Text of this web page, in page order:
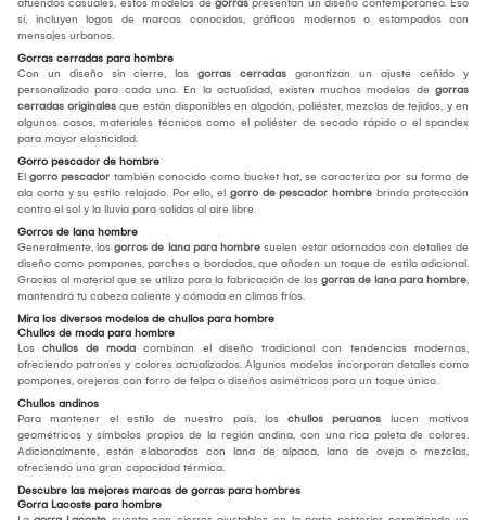
atuendos casuales, estos modelos de gorras presentan un diseño contemporáneo. Eso
sí, incluyen logos de marcas conocidas, gráficos modernos o estampados con
mensajes urbanos.
Gorras cerradas para hombre
Con un diseño sin cierre, las gorras cerradas garantizan un ajuste ceñido y
personalizado para cada uno. En la actualidad, existen muchos modelos de gorras
cerradas originales que están disponibles en algodón, poliéster, mezclas de tejidos, y en
algunos casos, materiales técnicos como el poliéster de secado rápido o el spandex
para mayor elasticidad.
Gorro pescador de hombre
El gorro pescador también conocido como bucket hat, se caracteriza por su forma de
ala corta y su estilo relajado. Por ello, el gorro de pescador hombre brinda protección
contra el sol y la lluvia para salidas al aire libre.
Gorros de lana hombre
Generalmente, los gorros de lana para hombre suelen estar adornados con detalles de
diseño como pompones, parches o bordados, que añaden un toque de estilo adicional.
Gracias al material que se utiliza para la fabricación de las gorras de lana para hombre,
mantendrá tu cabeza caliente y cómoda en climas fríos.
Mira los diversos modelos de chullos para hombre
Chullos de moda para hombre
Los chullos de moda combinan el diseño tradicional con tendencias modernas,
ofreciendo patrones y colores actualizados. Algunos modelos incorporan detalles como
pompones, orejeras con forro de felpa o diseños asimétricos para un toque único.
Chullos andinos
Para mantener el estilo de nuestro país, los chullos peruanos lucen motivos
geométricos y símbolos propios de la región andina, con una rica paleta de colores.
Adicionalmente, están elaborados con lana de alpaca, lana de oveja o mezclas,
ofreciendo una gran capacidad térmica.
Descubre las mejores marcas de gorras para hombres
Gorra Lacoste para hombre